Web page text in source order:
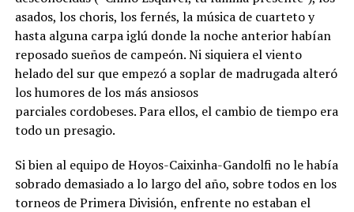
asados, los choris, los fernés, la música de cuarteto y
hasta alguna carpa iglú donde la noche anterior habían
reposado sueños de campeón. Ni siquiera el viento
helado del sur que empezó a soplar de madrugada alteró
los humores de los más ansiosos
parciales cordobeses. Para ellos, el cambio de tiempo era
todo un presagio.
Si bien al equipo de Hoyos-Caixinha-Gandolfi no le había
sobrado demasiado a lo largo del año, sobre todos en los
torneos de Primera División, enfrente no estaban el